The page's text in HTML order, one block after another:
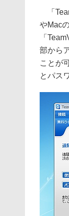
「
やMac
「
部から
ことが
とパス